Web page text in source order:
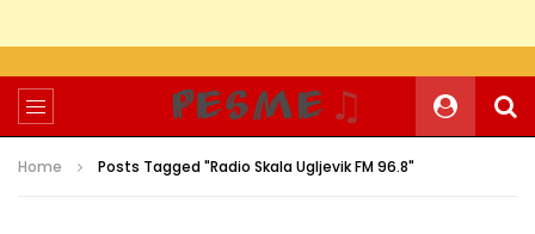
Home Posts Tagged "Radio Skala Ugljevik FM 96.8"